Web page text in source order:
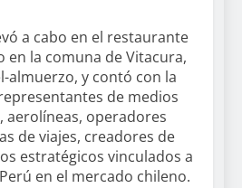
a cabo en el restaurante
en la comuna de Vitacura,
almuerzo, y contó con la
de medios
aerolíneas, operadores
de viajes, creadores de
estratégicos vinculados a
en el mercado chileno.